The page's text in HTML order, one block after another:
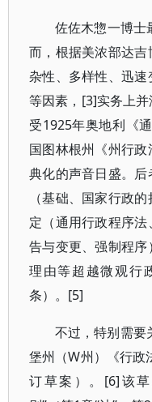
佐佐木惣一博士
而，根据美浓部达
杂性、多样性、迅
等因素，[3]实务上并
受1925年奥地利《
国图林根州《州行
典化的声音日盛。
（基础、国家行政
定（通用行政程序
告与变更、强制程
理由等超越微观行
条）。[5]
不过，特别需要
堡州（W州）《行政
订草案）。[6]该